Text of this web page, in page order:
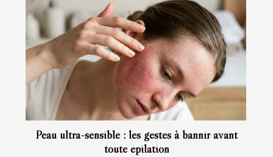
Peau ultra-sensible : les gestes à bannir avant
toute épilation